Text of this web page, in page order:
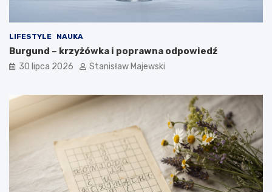
LIFESTYLE NAUKA
Burgund – krzyżówka i poprawna odpowiedź
30 lipca 2026 Stanisław Majewski